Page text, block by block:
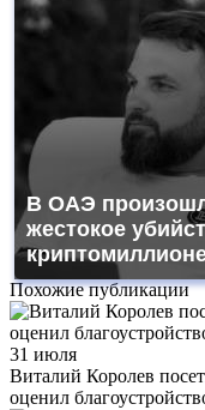
В ОАЭ
жестокое
Похожие публикации
31 июля
Виталий Королев
оценил